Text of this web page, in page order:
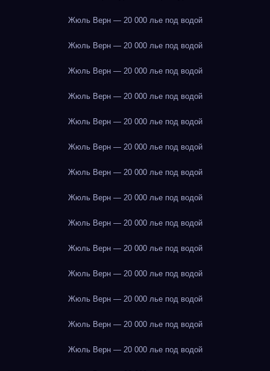
Жюль Верн — 20 000 лье под водой
Жюль Верн — 20 000 лье под водой
Жюль Верн — 20 000 лье под водой
Жюль Верн — 20 000 лье под водой
Жюль Верн — 20 000 лье под водой
Жюль Верн — 20 000 лье под водой
Жюль Верн — 20 000 лье под водой
Жюль Верн — 20 000 лье под водой
Жюль Верн — 20 000 лье под водой
Жюль Верн — 20 000 лье под водой
Жюль Верн — 20 000 лье под водой
Жюль Верн — 20 000 лье под водой
Жюль Верн — 20 000 лье под водой
Жюль Верн — 20 000 лье под водой